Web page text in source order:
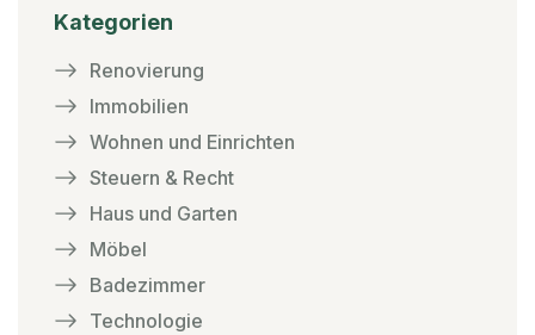
Kategorien
Renovierung
Immobilien
Wohnen und Einrichten
Steuern & Recht
Haus und Garten
Möbel
Badezimmer
Technologie